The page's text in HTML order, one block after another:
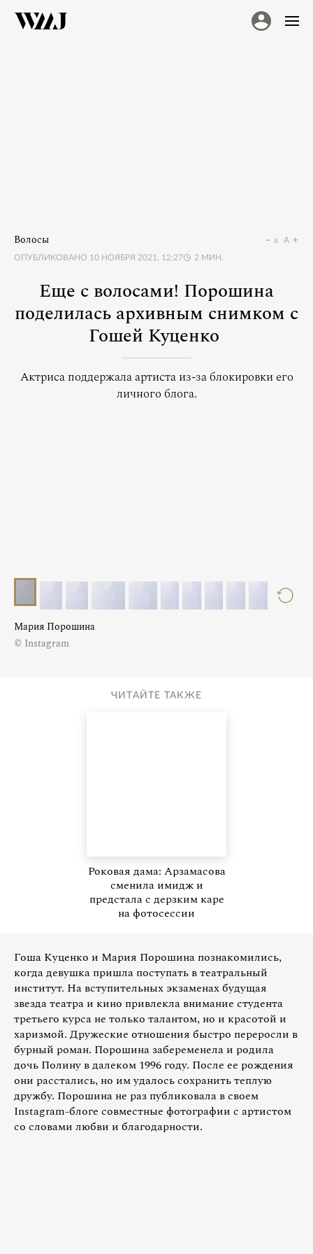
Волосы
ОПУБЛИКОВАНО 10 НОЯБРЯ 2021, 12:27 2 МИН.
a A
Еще с волосами! Порошина
поделилась архивным снимком с
Гошей Куценко
Актриса поддержала артиста из-за блокировки его
личного блога.
Мария Порошина
© Instagram
ЧИТАЙТЕ ТАКЖЕ
Роковая дама: Арзамасова
сменила имидж и
предстала с дерзким каре
на фотосессии
Гоша Куценко и Мария Порошина познакомились,
когда девушка пришла поступать в театральный
институт. На вступительных экзаменах будущая
звезда театра и кино привлекла внимание студента
третьего курса не только талантом, но и красотой и
харизмой. Дружеские отношения быстро переросли в
бурный роман. Порошина забеременела и родила
дочь Полину в далеком 1996 году. После ее рождения
они расстались, но им удалось сохранить теплую
дружбу. Порошина не раз публиковала в своем
Instagram-блоге совместные фотографии с артистом
со словами любви и благодарности.